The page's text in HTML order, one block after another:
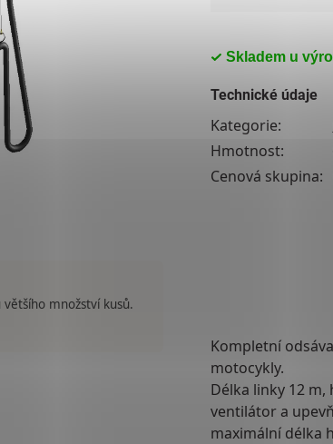
množství kusů.
Kompletní
motocykly.
Délka linky 12 m,
ventilátor a
maximální délka
Skladem u
Technické údaje
Kategorie:
Hmotnost:
Cenová skupina: